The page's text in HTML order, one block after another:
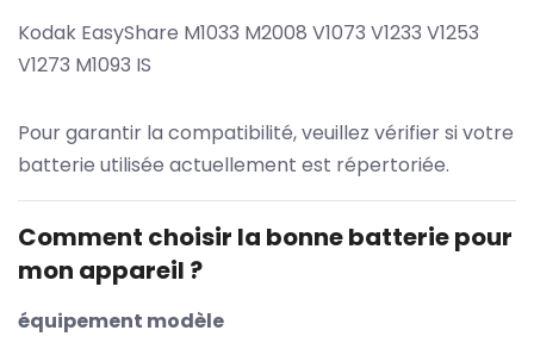
Kodak EasyShare M1033 M2008 V1073 V1233 V1253
V1273 M1093 IS
Pour garantir la compatibilité, veuillez vérifier si votre
batterie utilisée actuellement est répertoriée.
Comment choisir la bonne batterie pour
mon appareil ?
équipement modèle